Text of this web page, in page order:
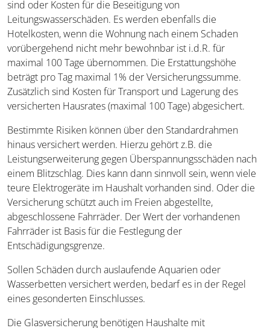
sind oder Kosten für die Beseitigung von
Leitungswasserschäden. Es werden ebenfalls die
Hotelkosten, wenn die Wohnung nach einem Schaden
vorübergehend nicht mehr bewohnbar ist i.d.R. für
maximal 100 Tage übernommen. Die Erstattungshöhe
beträgt pro Tag maximal 1% der Versicherungssumme.
Zusätzlich sind Kosten für Transport und Lagerung des
versicherten Hausrates (maximal 100 Tage) abgesichert.
Bestimmte Risiken können über den Standardrahmen
hinaus versichert werden. Hierzu gehört z.B. die
Leistungserweiterung gegen Überspannungsschäden nach
einem Blitzschlag. Dies kann dann sinnvoll sein, wenn viele
teure Elektrogeräte im Haushalt vorhanden sind. Oder die
Versicherung schützt auch im Freien abgestellte,
abgeschlossene Fahrräder. Der Wert der vorhandenen
Fahrräder ist Basis für die Festlegung der
Entschädigungsgrenze.
Sollen Schäden durch auslaufende Aquarien oder
Wasserbetten versichert werden, bedarf es in der Regel
eines gesonderten Einschlusses.
Die Glasversicherung benötigen Haushalte mit